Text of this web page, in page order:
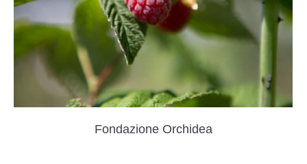
Fondazione Orchidea